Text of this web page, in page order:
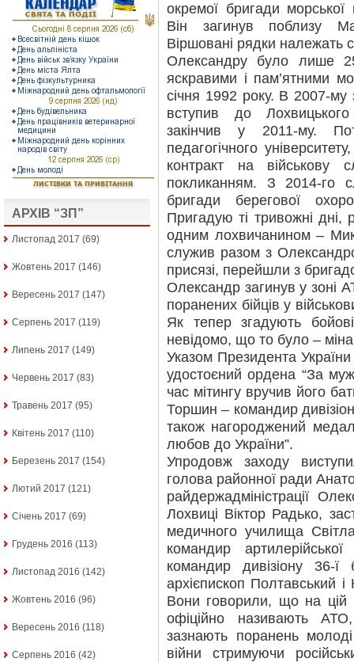
АРХІВ “ЗП”
Листопад 2017 (69)
Жовтень 2017 (146)
Вересень 2017 (147)
Серпень 2017 (119)
Липень 2017 (149)
Червень 2017 (83)
Травень 2017 (95)
Квітень 2017 (110)
Березень 2017 (154)
Лютий 2017 (121)
Січень 2017 (69)
Грудень 2016 (113)
Листопад 2016 (142)
Жовтень 2016 (96)
Вересень 2016 (118)
Серпень 2016 (42)
окремої бригади морської
Він загинув поблизу
Віршовані рядки належать
Олександру було лише
яскравими і пам’ятними
січня 1992 року. В 2007-му
вступив до
закінчив у 2011-му.
педагогічного
контракт на військову
покликанням. З 2014-го
бригади берегової
Пригадую ті тривожні
одним лохвичанином –
служив разом з
присязі, перейшли з
Олександр загинув у зоні
поранених бійців у
Як тепер згадують
невідомо, що то було –
Указом Президента
удостоєний ордена “За
час мітингу вручив його
Торшин – командир
також нагороджений
любов до України”.
Упродовж заходу
голова районної ради
райдержадміністрації
Лохвиці Віктор Радько,
медичного училища
командир
командир дивізіону 36-
архієпископ Полтавський
Вони говорили, що на цій
офіційно називають
зазнають поранень
війни стримуючи